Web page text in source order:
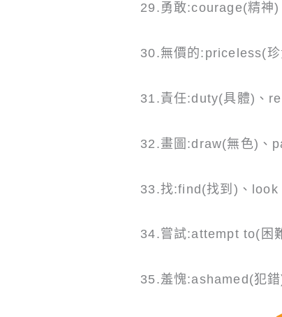
29.勇敢:courage(精神
30.無價的:priceless(
31.責任:duty(具體)、
32.畫圖:draw(無色)、
33.找:find(找到)、look
34.嘗試:attempt to(困
35.羞愧:ashamed(犯